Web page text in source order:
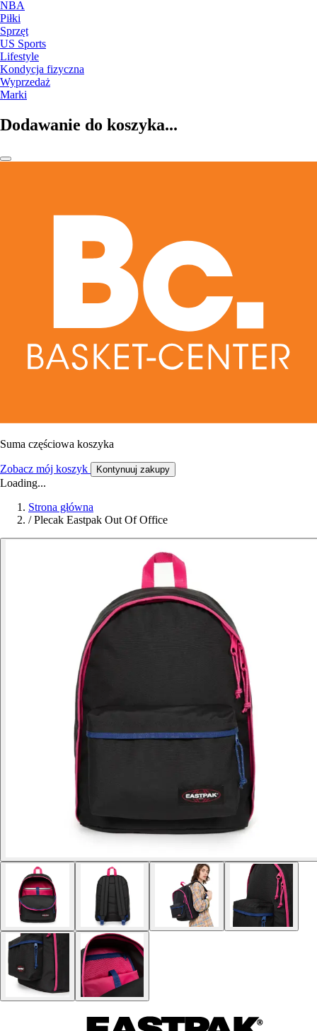
NBA
Piłki
Sprzęt
US Sports
Lifestyle
Kondycja fizyczna
Wyprzedaż
Marki
Dodawanie do koszyka...
Suma częściowa koszyka
Zobacz mój koszyk Kontynuuj zakupy
Loading...
Strona główna
/ Plecak Eastpak Out Of Office